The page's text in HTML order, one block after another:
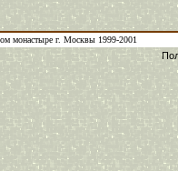
монастыре г. Москвы 1999-2001